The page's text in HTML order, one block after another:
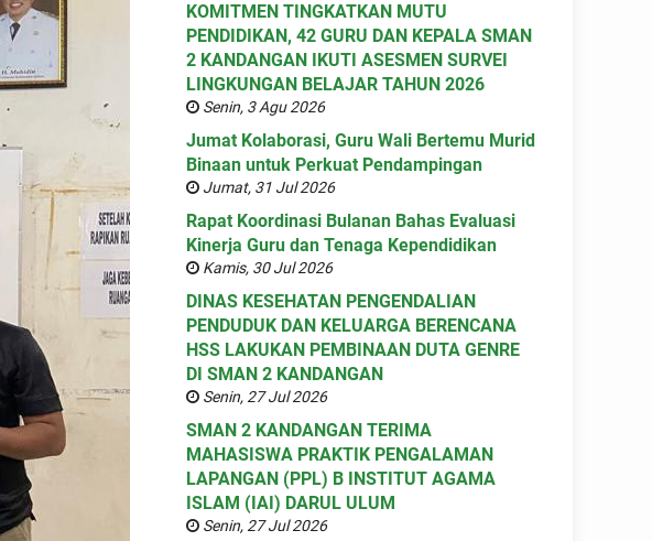
KOMITMEN TINGKATKAN MUTU
PENDIDIKAN, 42 GURU DAN KEPALA SMAN
2 KANDANGAN IKUTI ASESMEN SURVEI
LINGKUNGAN BELAJAR TAHUN 2026
Senin, 3 Agu 2026
Jumat Kolaborasi, Guru Wali Bertemu Murid
Binaan untuk Perkuat Pendampingan
Jumat, 31 Jul 2026
Rapat Koordinasi Bulanan Bahas Evaluasi
Kinerja Guru dan Tenaga Kependidikan
Kamis, 30 Jul 2026
DINAS KESEHATAN PENGENDALIAN
PENDUDUK DAN KELUARGA BERENCANA
HSS LAKUKAN PEMBINAAN DUTA GENRE
DI SMAN 2 KANDANGAN
Senin, 27 Jul 2026
SMAN 2 KANDANGAN TERIMA
MAHASISWA PRAKTIK PENGALAMAN
LAPANGAN (PPL) B INSTITUT AGAMA
ISLAM (IAI) DARUL ULUM
Senin, 27 Jul 2026